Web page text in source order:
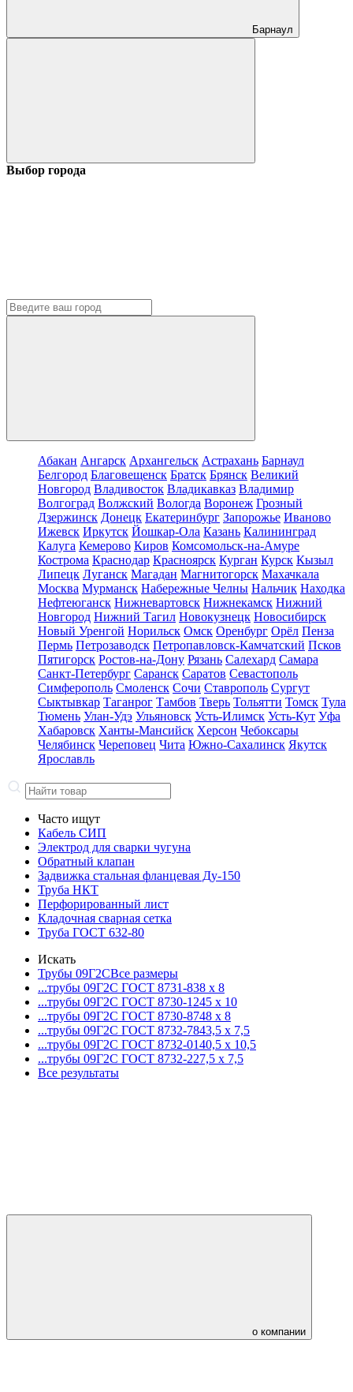
Барнаул
Выбор города
Абакан Ангарск Архангельск Астрахань Барнаул
Белгород Благовещенск Братск Брянск Великий
Новгород Владивосток Владикавказ Владимир
Волгоград Волжский Вологда Воронеж Грозный
Дзержинск Донецк Екатеринбург Запорожье Иваново
Ижевск Иркутск Йошкар-Ола Казань Калининград
Калуга Кемерово Киров Комсомольск-на-Амуре
Кострома Краснодар Красноярск Курган Курск Кызыл
Липецк Луганск Магадан Магнитогорск Махачкала
Москва Мурманск Набережные Челны Нальчик Находка
Нефтеюганск Нижневартовск Нижнекамск Нижний
Новгород Нижний Тагил Новокузнецк Новосибирск
Новый Уренгой Норильск Омск Оренбург Орёл Пенза
Пермь Петрозаводск Петропавловск-Камчатский Псков
Пятигорск Ростов-на-Дону Рязань Салехард Самара
Санкт-Петербург Саранск Саратов Севастополь
Симферополь Смоленск Сочи Ставрополь Сургут
Сыктывкар Таганрог Тамбов Тверь Тольятти Томск Тула
Тюмень Улан-Удэ Ульяновск Усть-Илимск Усть-Кут Уфа
Хабаровск Ханты-Мансийск Херсон Чебоксары
Челябинск Череповец Чита Южно-Сахалинск Якутск
Ярославль
Часто ищут
Кабель СИП
Электрод для сварки чугуна
Обратный клапан
Задвижка стальная фланцевая Ду-150
Труба НКТ
Перфорированный лист
Кладочная сварная сетка
Труба ГОСТ 632-80
Искать
Трубы 09Г2СВсе размеры
...трубы 09Г2С ГОСТ 8731-838 x 8
...трубы 09Г2С ГОСТ 8730-1245 x 10
...трубы 09Г2С ГОСТ 8730-8748 x 8
...трубы 09Г2С ГОСТ 8732-7843,5 x 7,5
...трубы 09Г2С ГОСТ 8732-0140,5 x 10,5
...трубы 09Г2С ГОСТ 8732-227,5 x 7,5
Все результаты
о компании